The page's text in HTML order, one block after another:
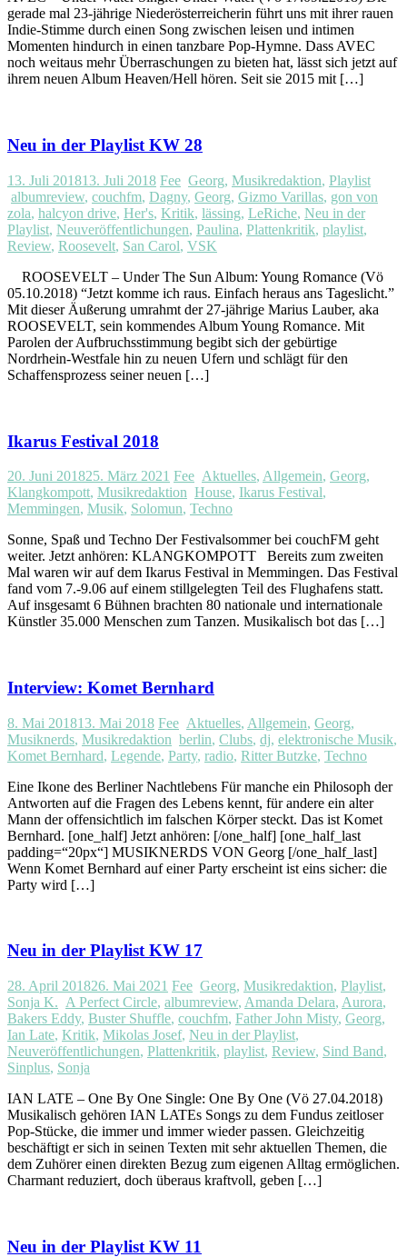
gerade mal 23-jährige Niederösterreicherin führt uns mit ihrer rauen
Indie-Stimme durch einen Song zwischen leisen und intimen
Momenten hindurch in einen tanzbare Pop-Hymne. Dass AVEC
noch weitaus mehr Überraschungen zu bieten hat, lässt sich jetzt auf
ihrem neuen Album Heaven/Hell hören. Seit sie 2015 mit […]
Neu in der Playlist KW 28
13. Juli 201813. Juli 2018 Fee Georg, Musikredaktion, Playlist
albumreview, couchfm, Dagny, Georg, Gizmo Varillas, gon von
zola, halcyon drive, Her's, Kritik, lässing, LeRiche, Neu in der
Playlist, Neuveröffentlichungen, Paulina, Plattenkritik, playlist,
Review, Roosevelt, San Carol, VSK
ROOSEVELT – Under The Sun Album: Young Romance (Vö
05.10.2018) “Jetzt komme ich raus. Einfach heraus ans Tageslicht.”
Mit dieser Äußerung umrahmt der 27-jährige Marius Lauber, aka
ROOSEVELT, sein kommendes Album Young Romance. Mit
Parolen der Aufbruchsstimmung begibt sich der gebürtige
Nordrhein-Westfale hin zu neuen Ufern und schlägt für den
Schaffensprozess seiner neuen […]
Ikarus Festival 2018
20. Juni 201825. März 2021 Fee Aktuelles, Allgemein, Georg,
Klangkompott, Musikredaktion House, Ikarus Festival,
Memmingen, Musik, Solomun, Techno
Sonne, Spaß und Techno Der Festivalsommer bei couchFM geht
weiter. Jetzt anhören: KLANGKOMPOTT Bereits zum zweiten
Mal waren wir auf dem Ikarus Festival in Memmingen. Das Festival
fand vom 7.-9.06 auf einem stillgelegten Teil des Flughafens statt.
Auf insgesamt 6 Bühnen brachten 80 nationale und internationale
Künstler 35.000 Menschen zum Tanzen. Musikalisch bot das […]
Interview: Komet Bernhard
8. Mai 201813. Mai 2018 Fee Aktuelles, Allgemein, Georg,
Musiknerds, Musikredaktion berlin, Clubs, dj, elektronische Musik,
Komet Bernhard, Legende, Party, radio, Ritter Butzke, Techno
Eine Ikone des Berliner Nachtlebens Für manche ein Philosoph der
Antworten auf die Fragen des Lebens kennt, für andere ein alter
Mann der offensichtlich im falschen Körper steckt. Das ist Komet
Bernhard. [one_half] Jetzt anhören: [/one_half] [one_half_last
padding=“20px“] MUSIKNERDS VON Georg [/one_half_last]
Wenn Komet Bernhard auf einer Party erscheint ist eins sicher: die
Party wird […]
Neu in der Playlist KW 17
28. April 201826. Mai 2021 Fee Georg, Musikredaktion, Playlist,
Sonja K. A Perfect Circle, albumreview, Amanda Delara, Aurora,
Bakers Eddy, Buster Shuffle, couchfm, Father John Misty, Georg,
Ian Late, Kritik, Mikolas Josef, Neu in der Playlist,
Neuveröffentlichungen, Plattenkritik, playlist, Review, Sind Band,
Sinplus, Sonja
IAN LATE – One By One Single: One By One (Vö 27.04.2018)
Musikalisch gehören IAN LATEs Songs zu dem Fundus zeitloser
Pop-Stücke, die immer und immer wieder passen. Gleichzeitig
beschäftigt er sich in seinen Texten mit sehr aktuellen Themen, die
dem Zuhörer einen direkten Bezug zum eigenen Alltag ermöglichen.
Charmant reduziert, doch überaus kraftvoll, geben […]
Neu in der Playlist KW 11